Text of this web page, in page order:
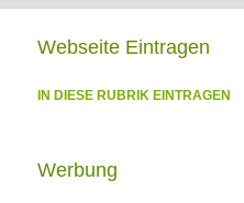
Webseite Eintragen
IN DIESE RUBRIK EINTRAGEN
Werbung